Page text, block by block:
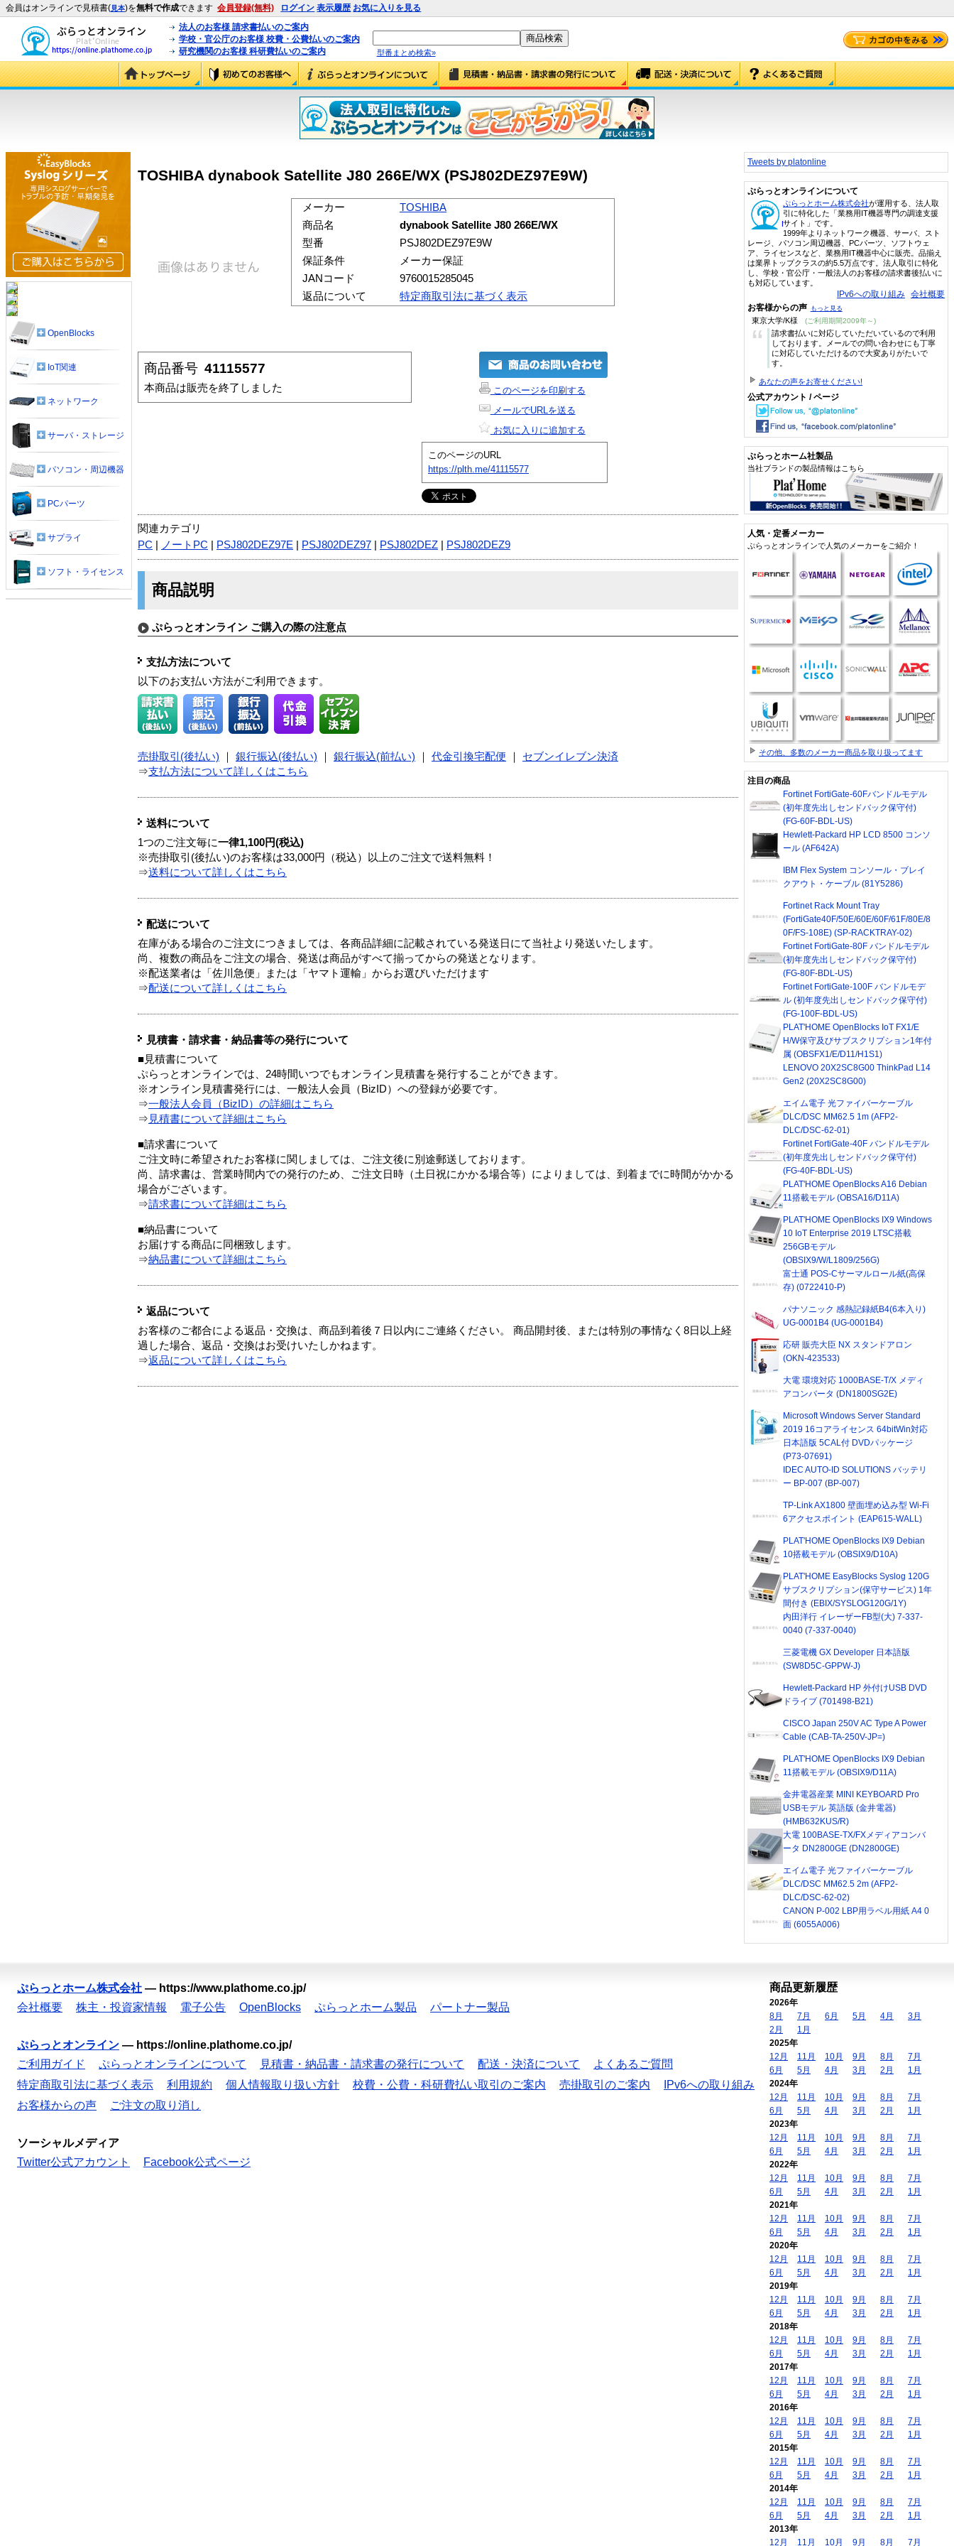
会員はオンラインで見積書(見本)を無料で作成できます 会員登録(無料) ログイン 表示履歴 お気に入りを見る
法人のお客様 請求書払いのご案内
学校・官公庁のお客様 校費・公費払いのご案内
研究機関のお客様 科研費払いのご案内
型番まとめ検索»
TOSHIBA dynabook Satellite J80 266E/WX (PSJ802DEZ97E9W)
メーカー
TOSHIBA
商品名
dynabook Satellite J80 266E/WX
型番
PSJ802DEZ97E9W
保証条件
メーカー保証
JANコード
9760015285045
返品について
特定商取引法に基づく表示
商品番号 41115577
本商品は販売を終了しました
このページを印刷する
メールでURLを送る
お気に入りに追加する
このページのURL
https://plth.me/41115577
関連カテゴリ
PC
ノートPC PSJ802DEZ97E PSJ802DEZ97 PSJ802DEZ PSJ802DEZ9
商品説明
ぷらっとオンライン ご購入の際の注意点
支払方法について
以下のお支払い方法がご利用できます。
売掛取引(後払い) 銀行振込(後払い) 銀行振込(前払い) 代金引換宅配便
セブンイレブン決済
⇒支払方法について詳しくはこちら
送料について
1つのご注文毎に一律1,100円(税込)
※売掛取引(後払い)のお客様は33,000円（税込）以上のご注文で送料無料！
⇒送料について詳しくはこちら
配送について
在庫がある場合のご注文につきましては、各商品詳細に記載されている発送日にて当社より発送いたします。
尚、複数の商品をご注文の場合、発送は商品がすべて揃ってからの発送となります。
※配送業者は「佐川急便」または「ヤマト運輸」からお選びいただけます
⇒配送について詳しくはこちら
見積書・請求書・納品書等の発行について
■見積書について
ぷらっとオンラインでは、24時間いつでもオンライン見積書を発行することができます。
※オンライン見積書発行には、一般法人会員（BizID）への登録が必要です。
⇒一般法人会員（BizID）の詳細はこちら
⇒ 見積書について詳細はこちら
■請求書について
ご注文時に希望されたお客様に関しましては、ご注文後に別途郵送しております。
尚、請求書は、営業時間内での発行のため、ご注文日時（土日祝にかかる場合等）によりましては、到着までに時間がかかる
場合がございます。
⇒請求書について詳細はこちら
■納品書について
お届けする商品に同梱致します。
⇒納品書について詳細はこちら
返品について
お客様のご都合による返品・交換は、商品到着後７日以内にご連絡ください。 商品開封後、または特別の事情なく8日以上経
過した場合、返品・交換はお受けいたしかねます。
⇒返品について詳しくはこちら
OpenBlocks
IoT関連
ネットワーク
サーバ・ストレージ
パソコン・周辺機器
PCパーツ
サプライ
ソフト・ライセンス
Tweets by platonline
ぷらっとオンラインについて
ぷらっとホーム株式会社が運用する、法人取
引に特化した「業務用IT機器専門の調達支援
サイト」です。
1999年よりネットワーク機器、サーバ、スト
レージ、パソコン周辺機器、PCパーツ、ソフトウェ
ア、ライセンスなど、業務用IT機器中心に販売。品揃え
は業界トップクラスの約5.5万点です。法人取引に特化
し、学校・官公庁・一般法人のお客様の請求書後払いに
も対応しています。
IPv6への取り組み 会社概要
お客様からの声 もっと見る
東京大学/K様 (ご利用期間2009年～)
“
請求書払いに対応していただいているので利用
しております。メールでの問い合わせにも丁寧
に対応していただけるので大変ありがたいで
す。
あなたの声をお寄せください!
公式アカウント / ページ
ぷらっとホーム社製品
当社ブランドの製品情報はこちら
人気・定番メーカー
ぷらっとオンラインで人気のメーカーをご紹介！
その他、多数のメーカー商品を取り扱ってます
注目の商品
Fortinet FortiGate-60Fバンドルモデル
(初年度先出しセンドバック保守付)
(FG-60F-BDL-US)
Hewlett-Packard HP LCD 8500 コンソ
ール (AF642A)
IBM Flex System コンソール・ブレイ
クアウト・ケーブル (81Y5286)
Fortinet Rack Mount Tray
(FortiGate40F/50E/60E/60F/61F/80E/8
0F/FS-108E) (SP-RACKTRAY-02)
Fortinet FortiGate-80F バンドルモデル
(初年度先出しセンドバック保守付)
(FG-80F-BDL-US)
Fortinet FortiGate-100F バンドルモデ
ル (初年度先出しセンドバック保守付)
(FG-100F-BDL-US)
PLAT'HOME OpenBlocks IoT FX1/E
H/W保守及びサブスクリプション1年付
属 (OBSFX1/E/D11/H1S1)
LENOVO 20X2SC8G00 ThinkPad L14
Gen2 (20X2SC8G00)
エイム電子 光ファイバーケーブル
DLC/DSC MM62.5 1m (AFP2-
DLC/DSC-62-01)
Fortinet FortiGate-40F バンドルモデル
(初年度先出しセンドバック保守付)
(FG-40F-BDL-US)
PLAT'HOME OpenBlocks A16 Debian
11搭載モデル (OBSA16/D11A)
PLAT'HOME OpenBlocks IX9 Windows
10 IoT Enterprise 2019 LTSC搭載
256GBモデル
(OBSIX9/W/L1809/256G)
富士通 POS-Cサーマルロール紙(高保
存) (0722410-P)
パナソニック 感熱記録紙B4(6本入り)
UG-0001B4 (UG-0001B4)
応研 販売大臣 NX スタンドアロン
(OKN-423533)
大電 環境対応 1000BASE-T/X メディ
アコンバータ (DN1800SG2E)
Microsoft Windows Server Standard
2019 16コアライセンス 64bitWin対応
日本語版 5CAL付 DVDパッケージ
(P73-07691)
IDEC AUTO-ID SOLUTIONS バッテリ
ー BP-007 (BP-007)
TP-Link AX1800 壁面埋め込み型 Wi-Fi
6アクセスポイント (EAP615-WALL)
PLAT'HOME OpenBlocks IX9 Debian
10搭載モデル (OBSIX9/D10A)
PLAT'HOME EasyBlocks Syslog 120G
サブスクリプション(保守サービス) 1年
間付き (EBIX/SYSLOG120G/1Y)
内田洋行 イレーザーFB型(大) 7-337-
0040 (7-337-0040)
三菱電機 GX Developer 日本語版
(SW8D5C-GPPW-J)
Hewlett-Packard HP 外付けUSB DVD
ドライブ (701498-B21)
CISCO Japan 250V AC Type A Power
Cable (CAB-TA-250V-JP=)
PLAT'HOME OpenBlocks IX9 Debian
11搭載モデル (OBSIX9/D11A)
金井電器産業 MINI KEYBOARD Pro
USBモデル 英語版 (金井電器)
(HMB632KUS/R)
大電 100BASE-TX/FXメディアコンバ
ータ DN2800GE (DN2800GE)
エイム電子 光ファイバーケーブル
DLC/DSC MM62.5 2m (AFP2-
DLC/DSC-62-02)
CANON P-002 LBP用ラベル用紙 A4 0
面 (6055A006)
ぷらっとホーム株式会社 — https://www.plathome.co.jp/
会社概要
株主・投資家情報 電子公告 OpenBlocks ぷらっとホーム製品 パートナー製品
ぷらっとオンライン — https://online.plathome.co.jp/
ご利用ガイド
ぷらっとオンラインについて 見積書・納品書・請求書の発行について 配送・決済について
よくあるご質問
特定商取引法に基づく表示
利用規約 個人情報取り扱い方針 校費・公費・科研費払い取引のご案内 売掛取引のご案内
IPv6への取り組み
お客様からの声
ご注文の取り消し
ソーシャルメディア
Twitter公式アカウント
Facebook公式ページ
商品更新履歴
2026年
8月
7月 6月 5月 4月
3月
2月
1月
2025年
12月
11月 10月 9月 8月
7月
6月
5月 4月 3月 2月
1月
2024年
12月
11月 10月 9月 8月
7月
6月
5月 4月 3月 2月
1月
2023年
12月
11月 10月 9月 8月
7月
6月
5月 4月 3月 2月
1月
2022年
12月
11月 10月 9月 8月
7月
6月
5月 4月 3月 2月
1月
2021年
12月
11月 10月 9月 8月
7月
6月
5月 4月 3月 2月
1月
2020年
12月
11月 10月 9月 8月
7月
6月
5月 4月 3月 2月
1月
2019年
12月
11月 10月 9月 8月
7月
6月
5月 4月 3月 2月
1月
2018年
12月
11月 10月 9月 8月
7月
6月
5月 4月 3月 2月
1月
2017年
12月
11月 10月 9月 8月
7月
6月
5月 4月 3月 2月
1月
2016年
12月
11月 10月 9月 8月
7月
6月
5月 4月 3月 2月
1月
2015年
12月
11月 10月 9月 8月
7月
6月
5月 4月 3月 2月
1月
2014年
12月
11月 10月 9月 8月
7月
6月
5月 4月 3月 2月
1月
2013年
12月
11月 10月 9月 8月 7月